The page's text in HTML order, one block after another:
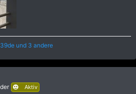
und 3 andere
Aktiv